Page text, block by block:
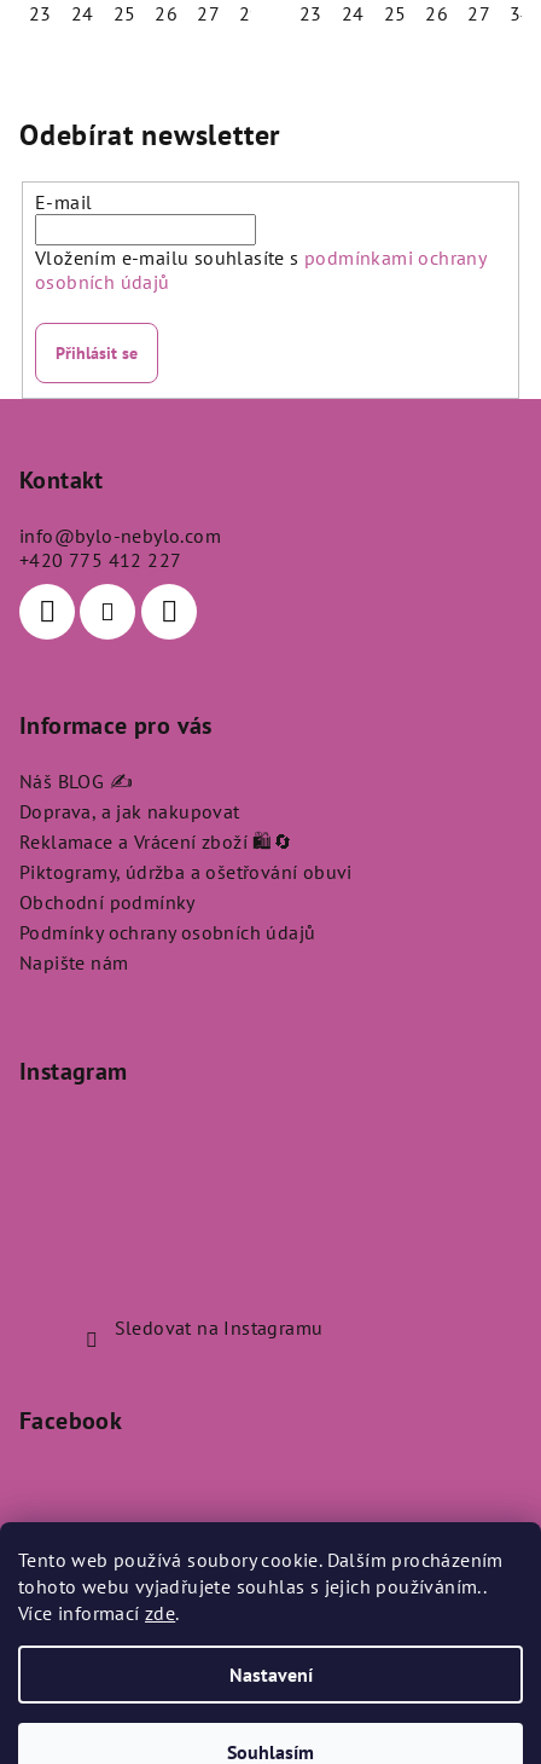
Tento web používá soubory cookie. Dalším procházením
tohoto webu vyjadřujete souhlas s jejich používáním..
Více informacízde.
Nastavení
Souhlasím
23
24 25 26 27 29 36 38
23
24 25 26 27 34
Odebírat newsletter
E-mail
Vložením e-mailu souhlasíte s podmínkami ochrany
osobních údajů
Přihlásit se
Kontakt
info@bylo-nebylo.com
+420 775 412 227
Informace pro vás
Náš BLOG ✍️
Doprava, a jak nakupovat
Reklamace a Vrácení zboží 🛍️🔄
Piktogramy, údržba a ošetřování obuvi
Obchodní podmínky
Podmínky ochrany osobních údajů
Napište nám
Instagram
Sledovat na Instagramu
Facebook
Přijímáme online platby